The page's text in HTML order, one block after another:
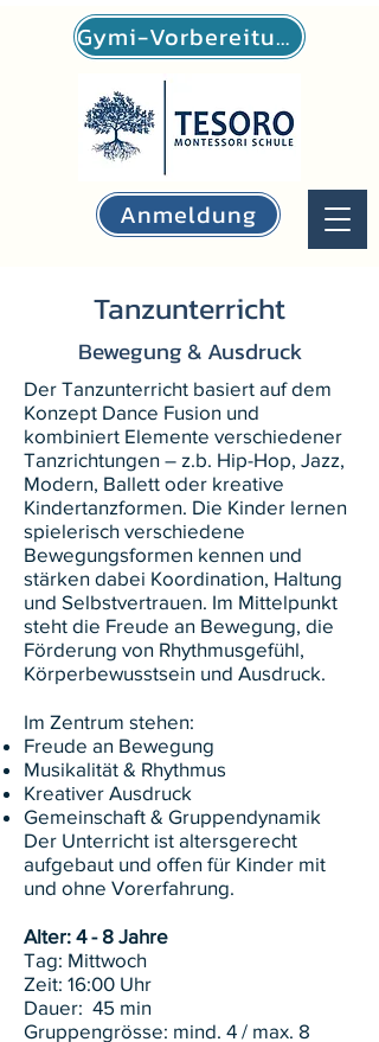
Anmeldung
Gymi-Vorbereitung
Tanzunterricht
Bewegung & Ausdruck
Der Tanzunterricht basiert auf dem
Konzept Dance Fusion und
kombiniert Elemente verschiedener
Tanzrichtungen – z.b. Hip-Hop, Jazz,
Modern, Ballett oder kreative
Kindertanzformen. Die Kinder lernen
spielerisch verschiedene
Bewegungsformen kennen und
stärken dabei Koordination, Haltung
und Selbstvertrauen. Im Mittelpunkt
steht die Freude an Bewegung, die
Förderung von Rhythmusgefühl,
Körperbewusstsein und Ausdruck.
Im Zentrum stehen:
Freude an Bewegung
Musikalität & Rhythmus
Kreativer Ausdruck
Gemeinschaft & Gruppendynamik
Der Unterricht ist altersgerecht
aufgebaut und offen für Kinder mit
und ohne Vorerfahrung.
Alter: 4 - 8 Jahre
Tag: Mittwoch
Zeit: 16:00 Uhr
Dauer: 45 min
Gruppengrösse: mind. 4 / max. 8